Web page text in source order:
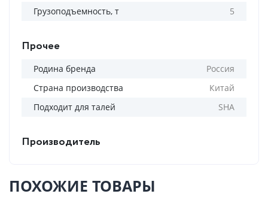
Грузоподъемность, т 5
Прочее
Родина бренда
Россия
Страна производства
Китай
Подходит для талей
SHA
Производитель
ПОХОЖИЕ ТОВАРЫ